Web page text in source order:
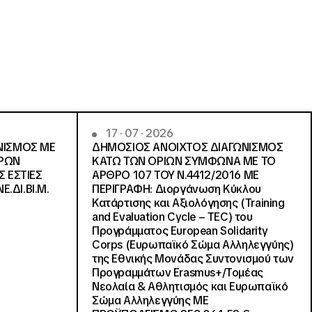
ΜΕ
ΕΣΤΙΕΣ
17 · 07 · 2026
ΔΗΜΟΣΙΟΣ ΑΝΟΙΧΤΟΣ ΔΙΑΓΩΝΙΣΜΟΣ
ΚΑΤΩ ΤΩΝ ΟΡΙΩΝ ΣΥΜΦΩΝΑ ΜΕ ΤΟ
ΑΡΘΡΟ 107 ΤΟΥ Ν.4412/2016 ΜΕ
ΠΕΡΙΓΡΑΦΗ: Διοργάνωση Κύκλου
Κατάρτισης και Αξιολόγησης (Training
and Evaluation Cycle – TEC) του
Προγράμματος European Solidarity
Corps (Ευρωπαϊκό Σώμα Αλληλεγγύης)
της Εθνικής Μονάδας Συντονισμού των
Προγραμμάτων Erasmus+/Τομέας
Νεολαία & Αθλητισμός και Ευρωπαϊκό
Σώμα Αλληλεγγύης ΜΕ